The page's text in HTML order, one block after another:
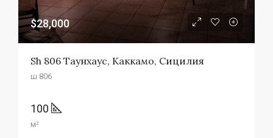
$28,000
Sh 806 Таунхаус, Каккамо, Сицилия
ш 806
100
м²